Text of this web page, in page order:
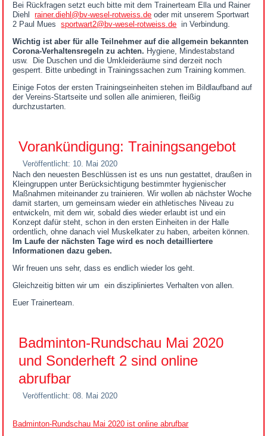
Bei Rückfragen setzt euch bitte mit dem Trainerteam Ella und Rainer
Diehlrainer.diehl@bv-wesel-rotweiss.de oder mit unserem Sportwart
2 Paul Muessportwart2@bv-wesel-rotweiss.de in Verbindung.
Wichtig ist aber für alle Teilnehmer auf die allgemein bekannten
Corona-Verhaltensregeln zu achten. Hygiene, Mindestabstand
usw. Die Duschen und die Umkleideräume sind derzeit noch
gesperrt. Bitte unbedingt in Trainingssachen zum Training kommen.
Einige Fotos der ersten Trainingseinheiten stehen im Bildlaufband auf
der Vereins-Startseite und sollen alle animieren, fleißig
durchzustarten.
Vorankündigung: Trainingsangebot
Veröffentlicht: 10. Mai 2020
Nach den neuesten Beschlüssen ist es uns nun gestattet, draußen in
Kleingruppen unter Berücksichtigung bestimmter hygienischer
Maßnahmen miteinander zu trainieren. Wir wollen ab nächster Woche
damit starten, um gemeinsam wieder ein athletisches Niveau zu
entwickeln, mit dem wir, sobald dies wieder erlaubt ist und ein
Konzept dafür steht, schon in den ersten Einheiten in der Halle
ordentlich, ohne danach viel Muskelkater zu haben, arbeiten können.
Im Laufe der nächsten Tage wird es noch detailliertere
Informationen dazu geben.
Wir freuen uns sehr, dass es endlich wieder los geht.
Gleichzeitig bitten wir um ein diszipliniertes Verhalten von allen.
Euer Trainerteam.
Badminton-Rundschau Mai 2020
und Sonderheft 2 sind online
abrufbar
Veröffentlicht: 08. Mai 2020
Badminton-Rundschau Mai 2020 ist online abrufbar